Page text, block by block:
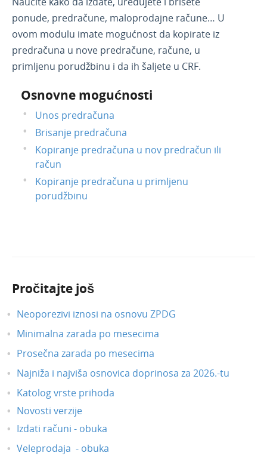
Blagajna
Primljene narudžbine
Izdate narudžbine
Radni nalozi
Mobilna aplikacija
Obračun kamate
Povezivanje sa POS
Povezivanje Webshop
ponude, predračune, maloprodajne račune… U
ovom modulu imate mogućnost da kopirate iz
predračuna u nove predračune, račune, u
primljenu porudžbinu i da ih šaljete u CRF.
Osnovne mogućnosti
Unos predračuna
Brisanje predračuna
Kopiranje predračuna u nov predračun ili
račun
Kopiranje predračuna u primljenu
porudžbinu
Pročitajte još
Neoporezivi iznosi na osnovu ZPDG
Minimalna zarada po mesecima
Prosečna zarada po mesecima
Najniža i najviša osnovica doprinosa za 2026.-tu
Katolog vrste prihoda
Novosti verzije
Izdati računi - obuka
Veleprodaja - obuka